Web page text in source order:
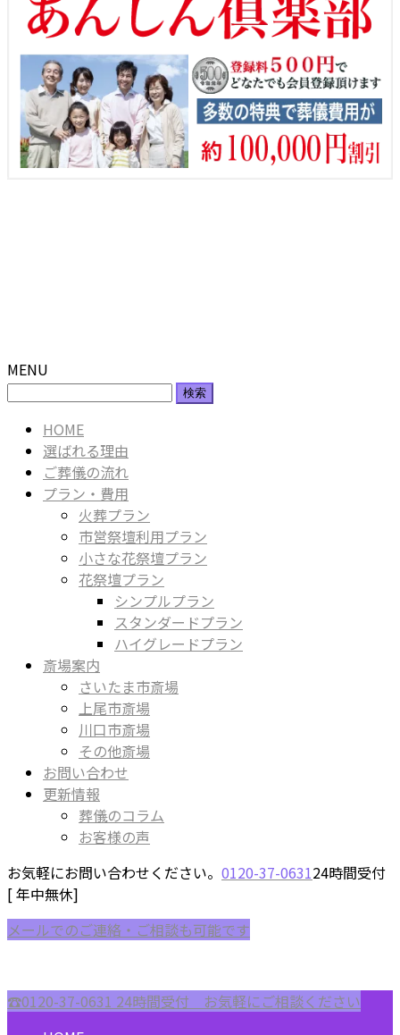
MENU
検
HOME
選ばれる理由
ご葬儀の流れ
プラン・費用
火葬プラン
市営祭壇利用プラン
小さな花祭壇プラン
花祭壇プラン
シンプルプラン
スタンダードプラン
ハイグレードプラン
斎場案内
さいたま市斎場
上尾市斎場
川口市斎場
その他斎場
お問い合わせ
更新情報
葬儀のコラム
お客様の声
お気軽にお問い合わせください。 0120-37-063124時間受付
[ 年中無休]
メールでのご連絡・ご相談も可能です
☎︎0120-37-0631 24時間受付 お気軽にご相談ください